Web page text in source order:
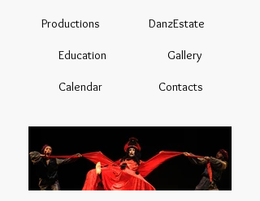
Productions
Education
Calendar
DanzEstate
Gallery
Contacts